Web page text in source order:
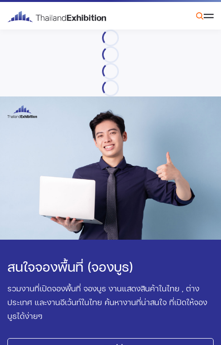
สนใจจองพื้นที่ (จองบูธ)
รวมงานที่เปิดจองพื้นที่ จองบูธ งานแสดงสินค้าในไทย , ต่าง
ประเทศ และงานอีเว้นท์ในไทย ค้นหางานที่น่าสนใจ ที่เปิดให้จอง
บูธได้ง่ายๆ